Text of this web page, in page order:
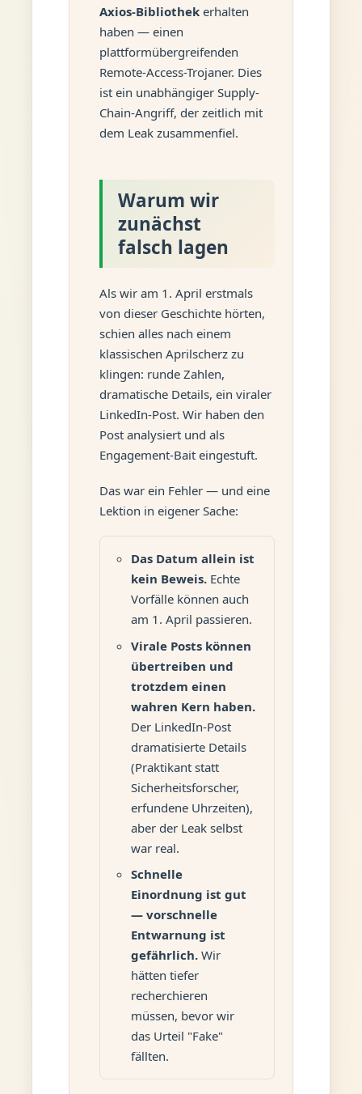
Axios-Bibliothek erhalten
haben — einen
plattformübergreifenden
Remote-Access-Trojaner. Dies
ist ein unabhängiger Supply-
Chain-Angriff, der zeitlich mit
dem Leak zusammenfiel.
Warum wir
zunächst
falsch lagen
Als wir am 1. April erstmals
von dieser Geschichte hörten,
schien alles nach einem
klassischen Aprilscherz zu
klingen: runde Zahlen,
dramatische Details, ein viraler
LinkedIn-Post. Wir haben den
Post analysiert und als
Engagement-Bait eingestuft.
Das war ein Fehler — und eine
Lektion in eigener Sache:
Das Datum allein ist
kein Beweis.Echte
Vorfälle können auch
am 1. April passieren.
Virale Posts können
übertreiben und
trotzdem einen
wahren Kern haben.
Der LinkedIn-Post
dramatisierte Details
(Praktikant statt
Sicherheitsforscher,
erfundene Uhrzeiten),
aber der Leak selbst
war real.
Schnelle
Einordnung ist gut
— vorschnelle
Entwarnung ist
gefährlich.Wir
hätten tiefer
recherchieren
müssen, bevor wir
das Urteil "Fake"
fällten.